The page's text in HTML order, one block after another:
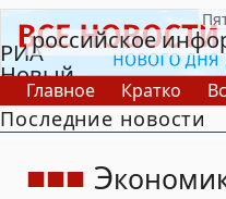
РИА
Новый
День
российское
Главное Кратко
В России
В мире
Последние новости
Э